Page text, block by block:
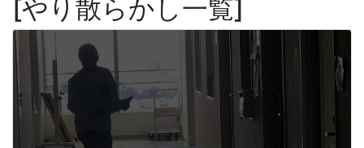
やり散らかし一覧